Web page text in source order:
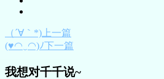
（´∀｀*)上一篇
(♥◠‿◠)ﾉ下一篇
我想对千千说~